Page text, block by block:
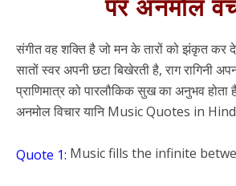
संगीत वह शक्ति है जो मन के तारों को झंकृत कर
सातों स्वर अपनी छटा बिखेरती है, राग रागिनी
प्राणिमात्र को पारलौकिक सुख का अनुभव
अनमोल विचार यानि Music Quotes in
Quote 1: Music fills the infinite